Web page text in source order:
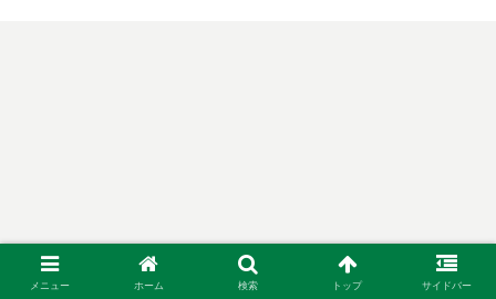
メニュー ホーム 検索 トップ サイドバー